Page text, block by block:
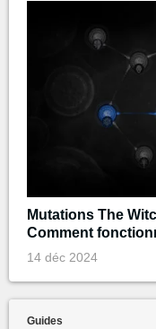
Mutations The
Comment
14 déc 2024
Guides